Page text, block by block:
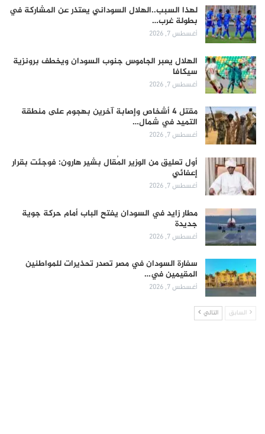
لهذا السبب..الهلال السوداني يعتذر عن المشاركة في
بطولة غرب…
أغسطس 7, 2026
الهلال يعبر الجاموس جنوب السودان ويخطف برونزية
سيكافا
أغسطس 7, 2026
مقتل 4 أشخاص وإصابة آخرين بهجوم على منطقة
التميد في شمال…
أغسطس 7, 2026
أول تعليق من الوزير المُقال بشير هارون: فوجئت بقرار
إعفائي
أغسطس 7, 2026
مطار زايد في السودان يفتح الباب أمام حركة جوية
جديدة
أغسطس 7, 2026
سفارة السودان في مصر تصدر تحذيرات للمواطنين
المقيمين في…
أغسطس 7, 2026
السابق التالي